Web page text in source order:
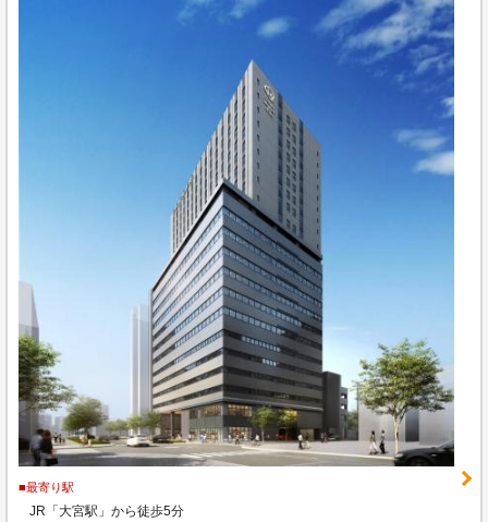
■最寄り駅
JR「大宮駅」から徒歩5分